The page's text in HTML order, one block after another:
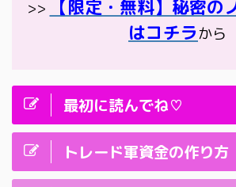
>>
【限定・無料】秘密の
はコチラから
最初に読んでね♡
トレード軍資金の作り方